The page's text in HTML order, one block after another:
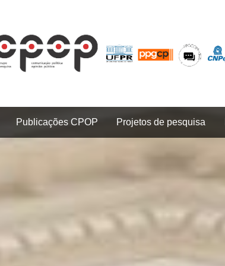
Publicações CPOP Projetos de pesquisa